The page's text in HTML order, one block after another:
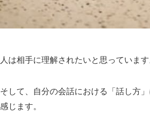
人は相手に理解されたいと思っています
そして、自分の会話における「話し方
感じます。